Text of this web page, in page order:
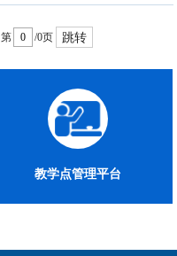
第 /0页 跳转
教学点管理平台